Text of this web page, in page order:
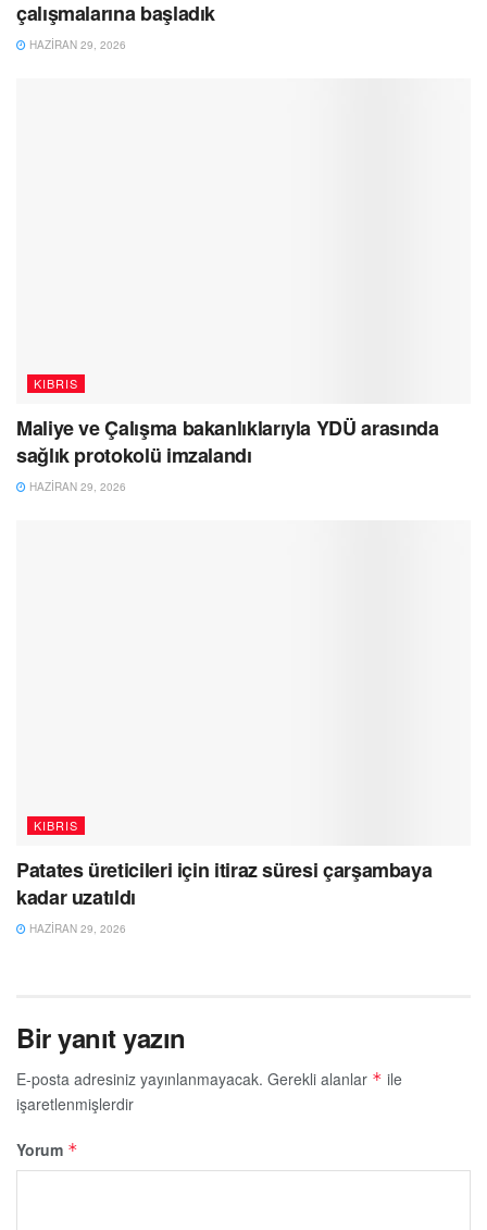
çalışmalarına başladık
HAZIRAN 29, 2026
KIBRIS
Maliye ve Çalışma bakanlıklarıyla YDÜ arasında
sağlık protokolü imzalandı
HAZIRAN 29, 2026
KIBRIS
Patates üreticileri için itiraz süresi çarşambaya
kadar uzatıldı
HAZIRAN 29, 2026
Bir yanıt yazın
E-posta adresiniz yayınlanmayacak. Gerekli alanlar * ile
işaretlenmişlerdir
Yorum *